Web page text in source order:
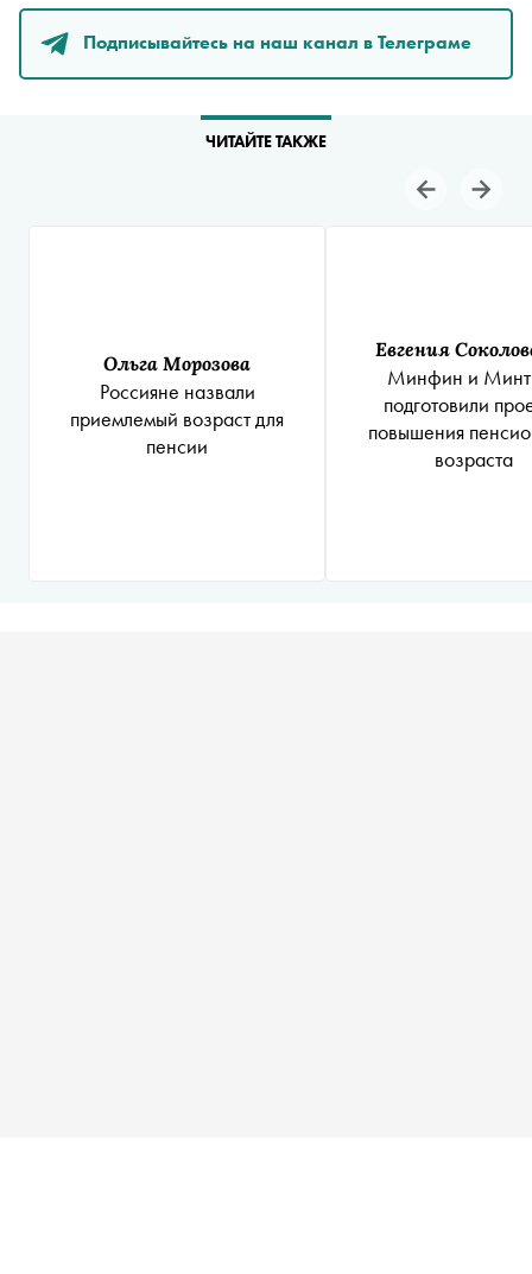
Подписывайтесь на наш канал в Телеграме
ЧИТАЙТЕ ТАКЖЕ
Ольга Морозова
Россияне назвали
приемлемый возраст для
пенсии
Евгения
Минфин и
подготовили
повышения
возраста